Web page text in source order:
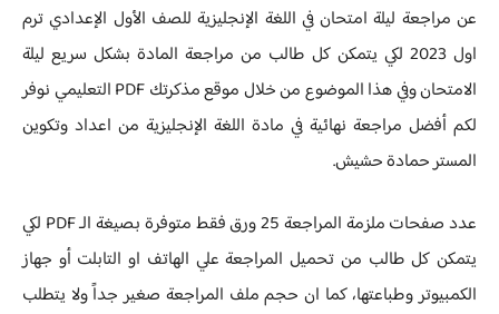
عن مراجعة ليلة امتحان في اللغة الإنجليزية للصف الأول الإعدادي ترم
اول 2023 لكي يتمكن كل طالب من مراجعة المادة بشكل سريع ليلة
الامتحان وفي هذا الموضوع من خلال موقع مذكرتك PDF التعليمي نوفر
لكم أفضل مراجعة نهائية في مادة اللغة الإنجليزية من اعداد وتكوين
المستر حمادة حشيش.
عدد صفحات ملزمة المراجعة 25 ورق فقط متوفرة بصيغة الـ PDF لكي
يتمكن كل طالب من تحميل المراجعة علي الهاتف او التابلت أو جهاز
الكمبيوتر وطباعتها، كما ان حجم ملف المراجعة صغير جداً ولا يتطلب